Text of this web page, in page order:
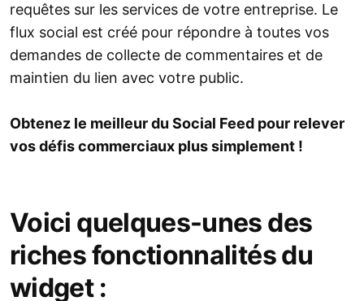
requêtes sur les services de votre entreprise. Le
flux social est créé pour répondre à toutes vos
demandes de collecte de commentaires et de
maintien du lien avec votre public.
Obtenez le meilleur du Social Feed pour relever
vos défis commerciaux plus simplement !
Voici quelques-unes des
riches fonctionnalités du
widget :